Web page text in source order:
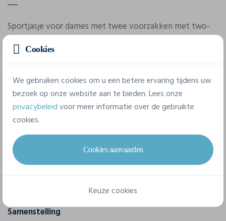
Sportjasje voor dames met twee voorzakken met two-
way ritssluiting. Contrasterende membraanvoering en
ribboord aan de hals, manchetten en zoom onderaan.
Reflecterende biezen aan de voorzijde en achterzijde.
Eigenschappen
Merk
Printer
Referentie
Samenstelling
Cookies
We gebruiken cookies om u een betere ervaring tijdens uw
bezoek op onze website aan te bieden. Lees onze
privacybeleidvoor meer informatie over de gebruikte
cookies.
Cookies aanvaarden
Keuze cookies